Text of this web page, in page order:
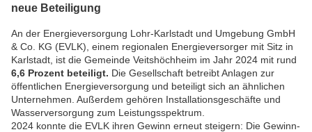
neue Beteiligung
An der Energieversorgung Lohr-Karlstadt und Umgebung GmbH
& Co. KG (EVLK), einem regionalen Energieversorger mit Sitz in
Karlstadt, ist die Gemeinde Veitshöchheim im Jahr 2024 mit rund
6,6 Prozent beteiligt. Die Gesellschaft betreibt Anlagen zur
öffentlichen Energieversorgung und beteiligt sich an ähnlichen
Unternehmen. Außerdem gehören Installationsgeschäfte und
Wasserversorgung zum Leistungsspektrum.
2024 konnte die EVLK ihren Gewinn erneut steigern: Die Gewinn-